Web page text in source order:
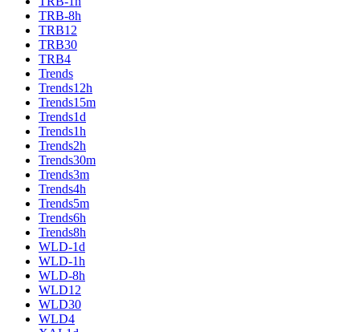
TRB-8h
TRB12
TRB30
TRB4
Trends
Trends12h
Trends15m
Trends1d
Trends1h
Trends2h
Trends30m
Trends3m
Trends4h
Trends5m
Trends6h
Trends8h
WLD-1d
WLD-1h
WLD-8h
WLD12
WLD30
WLD4